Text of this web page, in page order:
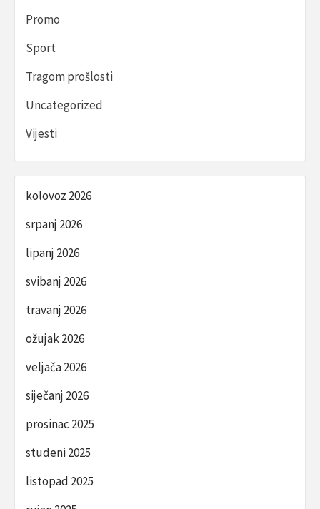
Promo
Sport
Tragom prošlosti
Uncategorized
Vijesti
kolovoz 2026
srpanj 2026
lipanj 2026
svibanj 2026
travanj 2026
ožujak 2026
veljača 2026
siječanj 2026
prosinac 2025
studeni 2025
listopad 2025